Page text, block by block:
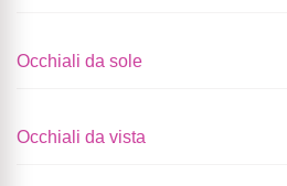
Occhiali da sole
Occhiali da vista